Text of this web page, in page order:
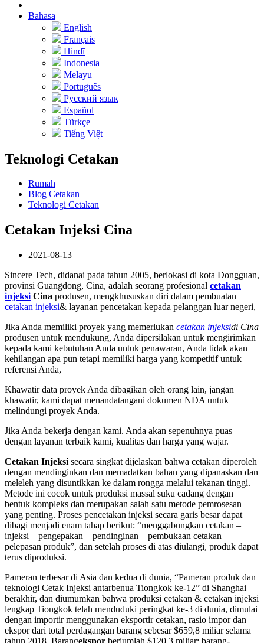
Bahasa
English
Français
Hindī
Indonesia
Melayu
Português
Русский язык
Español
Türkçe
Tiếng Việt
Teknologi Cetakan
Rumah
Blog Cetakan
Teknologi Cetakan
Cetakan Injeksi Cina
2021-08-13
Sincere Tech, didanai pada tahun 2005, berlokasi di kota Dongguan,
provinsi Guangdong, Cina, adalah seorang profesional cetakan
injeksi Cina produsen, mengkhususkan diri dalam pembuatan
cetakan injeksi& layanan pencetakan kepada pelanggan luar negeri,
Jika Anda memiliki proyek yang memerlukan cetakan injeksidi Cina
produsen untuk mendukung, Anda dipersilakan untuk mengirimkan
kepada kami kebutuhan Anda untuk penawaran, Anda tidak akan
kehilangan apa pun tetapi memiliki harga yang kompetitif untuk
referensi Anda,
Khawatir data proyek Anda dibagikan oleh orang lain, jangan
khawatir, kami dapat menandatangani dokumen NDA untuk
melindungi proyek Anda.
Jika Anda bekerja dengan kami. Anda akan sepenuhnya puas
dengan layanan terbaik kami, kualitas dan harga yang wajar.
Cetakan Injeksi secara singkat dijelaskan bahwa cetakan diperoleh
dengan mendinginkan dan memadatkan bahan yang dipanaskan dan
meleleh yang disuntikkan ke dalam rongga melalui tekanan tinggi.
Metode ini cocok untuk produksi massal suku cadang dengan
bentuk kompleks dan merupakan salah satu metode pemrosesan
yang penting. Proses pencetakan injeksi secara garis besar dapat
dibagi menjadi enam tahap berikut: “menggabungkan cetakan –
injeksi – pengepakan – pendinginan – pembukaan cetakan –
pelepasan produk”, dan setelah proses di atas diulangi, produk dapat
terus diproduksi.
Pameran terbesar di Asia dan kedua di dunia, “Pameran produk dan
teknologi Cetak Injeksi antarbenua Tiongkok ke-12” di Shanghai
berakhir, dan diumumkan bahwa produksi cetakan & cetakan injeksi
lengkap Tiongkok telah menduduki peringkat ke-3 di dunia, dimulai
dengan importir menggunakan eksportir cetakan, rasio impor dan
ekspor dari total perdagangan barang sebesar $659,8 miliar selama